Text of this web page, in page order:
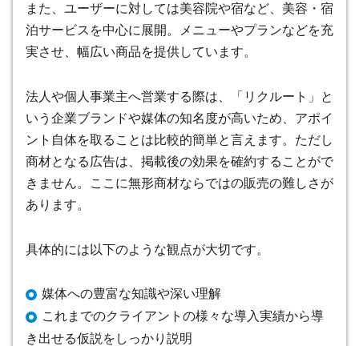
また、ユーザーに対しては美容院や宿など、美容・宿
泊サービスを中心に展開。メニューやプランなどを充
実させ、幅広い商品を提供しています。
法人や個人事業主へ営業する際は、「リクルート」と
いう企業ブランドや媒体の知名度が高いため、アポイ
ント自体を取ることは比較的簡単と言えます。ただし
商材となる広告は、掲載後の効果を確約することがで
きません。ここに無形商材ならではの販売の難しさが
あります。
具体的には以下のような観点が大切です。
媒体への豊富な知識や深い理解
これまでのクライアントの様々な導入実績から導
き出せる仮説をしっかり説明